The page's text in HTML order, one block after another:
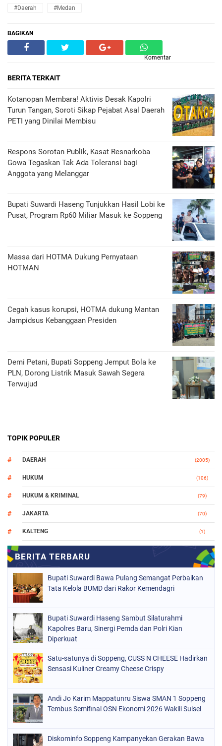
#Daerah #Medan
BAGIKAN
Komentar
BERITA TERKAIT
Kotanopan Membara! Aktivis Desak Kapolri
Turun Tangan, Soroti Sikap Pejabat Asal Daerah
PETI yang Dinilai Membisu
Respons Sorotan Publik, Kasat Resnarkoba
Gowa Tegaskan Tak Ada Toleransi bagi
Anggota yang Melanggar
Bupati Suwardi Haseng Tunjukkan Hasil Lobi ke
Pusat, Program Rp60 Miliar Masuk ke Soppeng
Massa dari HOTMA Dukung Pernyataan
HOTMAN
Cegah kasus korupsi, HOTMA dukung Mantan
Jampidsus Kebanggaan Presiden
Demi Petani, Bupati Soppeng Jemput Bola ke
PLN, Dorong Listrik Masuk Sawah Segera
Terwujud
TOPIK POPULER
DAERAH (2005)
HUKUM (106)
HUKUM & KRIMINAL (79)
JAKARTA (70)
KALTENG (1)
(78)
NASIONAL (748)
ORGANISASI
PERISTIWA
POLITIK
POLRI
SOPPENG (1149)
SULSEL
Bupati Suwardi Bawa Pulang Semangat Perbaikan
Tata Kelola BUMD dari Rakor Kemendagri
Bupati Suwardi Haseng Sambut Silaturahmi
Kapolres Baru, Sinergi Pemda dan Polri Kian
Diperkuat
Satu-satunya di Soppeng, CUSS N CHEESE Hadirkan
Sensasi Kuliner Creamy Cheese Crispy
Andi Jo Karim Mappatunru Siswa SMAN 1 Soppeng
Tembus Semifinal OSN Ekonomi 2026 Wakili Sulsel
Diskominfo Soppeng Kampanyekan Gerakan Bawa